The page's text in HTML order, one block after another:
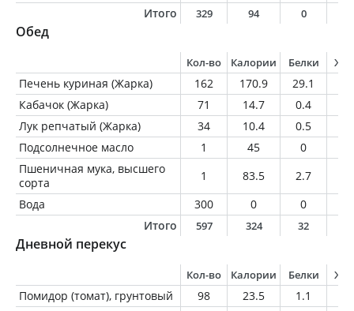
Итого
329 94 0
Обед
Кол-во Калории Белки
Печень куриная (Жарка) 162 170.9 29.1
Кабачок (Жарка)
71 14.7 0.4
Лук репчатый (Жарка)
34 10.4 0.5
Подсолнечное масло
1 45 0
Пшеничная мука, высшего
сорта
1 83.5 2.7
Вода
300 0 0
Итого
597 324 32
Дневной перекус
Кол-во Калории Белки
Помидор (томат), грунтовый 98 23.5 1.1